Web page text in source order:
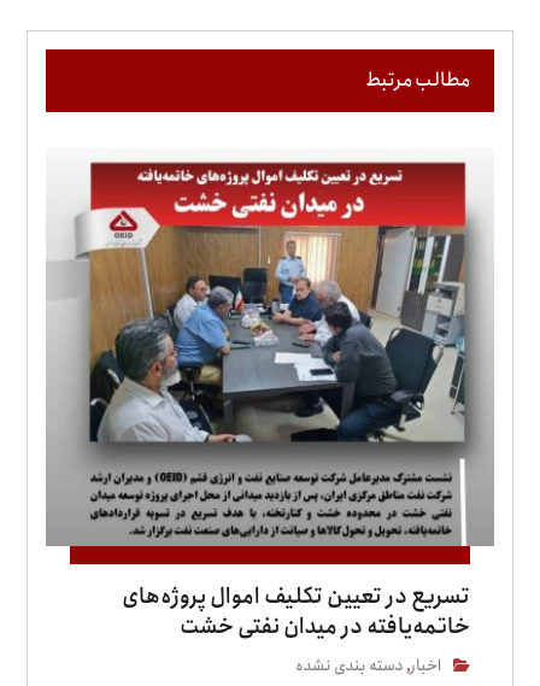
مطالب مرتبط
تسریع در تعیین تکلیف اموال پروژه‌های
خاتمه‌یافته در میدان نفتی خشت
اخبار,دسته بندی نشده